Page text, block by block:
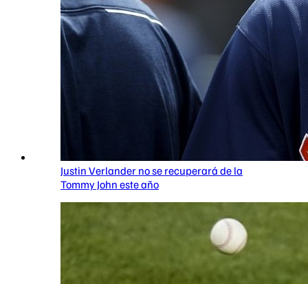
Justin Verlander no se recuperará de la
Tommy John este año